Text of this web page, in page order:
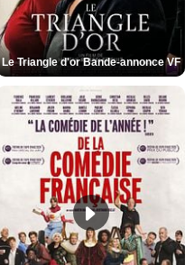
Le Triangle d'or Bande-annonce VF